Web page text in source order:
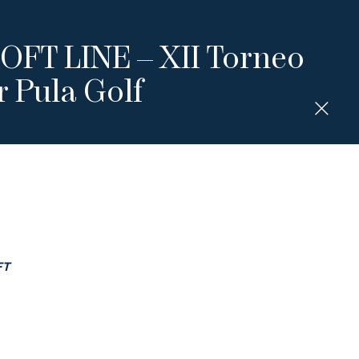
LINE – XII Torneo
Pula Golf